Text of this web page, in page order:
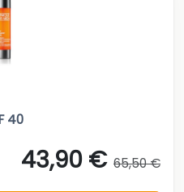
40
43,90 € 65,50 €